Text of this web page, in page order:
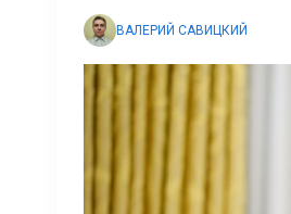
ВАЛЕРИЙ САВИЦКИЙ